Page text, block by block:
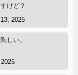
けど？
2025
しい。